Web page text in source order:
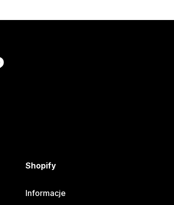
Shopify
Informacje